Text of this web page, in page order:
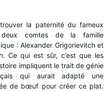
la paternité du fameux
comtes de la famille
: Alexander Grigorievitch et
Ce qui est sûr, c’est que les
impliquent le trait de génie
qui aurait adapté une
de bœuf pour créer ce plat.